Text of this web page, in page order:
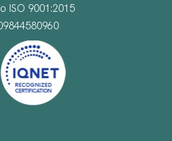
ISO 9001:2015